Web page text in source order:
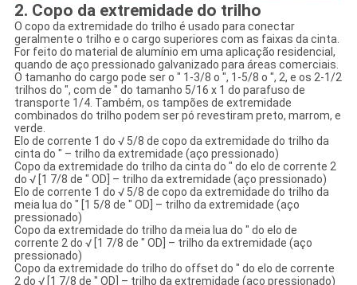
2. Copo da extremidade do trilho
O copo da extremidade do trilho é usado para conectar
geralmente o trilho e o cargo superiores com as faixas da cinta.
For feito do material de alumínio em uma aplicação residencial,
quando de aço pressionado galvanizado para áreas comerciais.
O tamanho do cargo pode ser o ″ 1-3/8 o ″, 1-5/8 o ″, 2, e os 2-1/2
trilhos do ″, com de ″ do tamanho 5/16 x 1 do parafuso de
transporte 1/4. Também, os tampões de extremidade
combinados do trilho podem ser pó revestiram preto, marrom, e
verde.
Elo de corrente 1 do √ 5/8 de copo da extremidade do trilho da
cinta do ″ – trilho da extremidade (aço pressionado)
Copo da extremidade do trilho da cinta do ″ do elo de corrente 2
do √ [1 7/8 de ″ OD] – trilho da extremidade (aço pressionado)
Elo de corrente 1 do √ 5/8 de copo da extremidade do trilho da
meia lua do ″ [1 5/8 de ″ OD] – trilho da extremidade (aço
pressionado)
Copo da extremidade do trilho da meia lua do ″ do elo de
corrente 2 do √ [1 7/8 de ″ OD] – trilho da extremidade (aço
pressionado)
Copo da extremidade do trilho do offset do ″ do elo de corrente
2 do √ [1 7/8 de ″ OD] – trilho da extremidade (aço pressionado)